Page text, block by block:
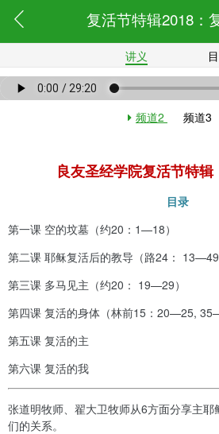
复活节特辑2018：
讲义
频道2 频道3
良友圣经学院复活节特辑
目录
第一课 空的坟墓（约20 ： 1—18）
第二课 耶稣复活后的教导（路24 ： 13—49
第三课 多马见主（约20 ： 19—29）
第四课 复活的身体（林前15 ： 20—25,
第五课 复活的主
第六课 复活的我
张道明牧师、翟大卫牧师从6方面分享主
们的关系。